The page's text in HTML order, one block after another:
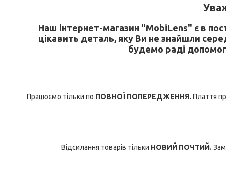
У
Наш інтернет-магазин "MobiLens" є в
цікавить деталь, яку Ви не знайшли
будемо раді
Працюємо тільки по ПОВНОЇ ПОПЕРЕДЖЕННЯ. Плаття
Відсилання товарів тільки НОВИЙ ПОЧТИЙ.